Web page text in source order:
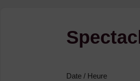
Date / Heure